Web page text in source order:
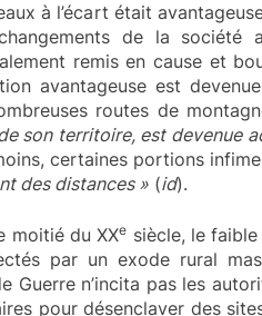
à l’écart était
de la
remis en cause et
avantageuse est
routes de
son territoire, est devenue
certaines portions
des distances » (id).
moitié du XXe siècle, le
par un exode rural
Guerre n’incita pas les
pour désenclaver des